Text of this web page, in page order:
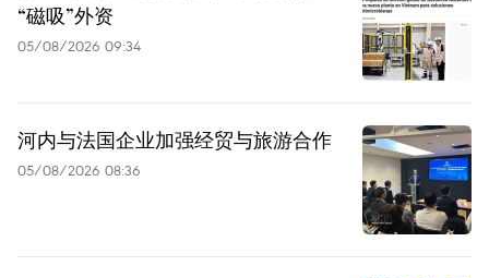
“磁吸”外资
05/08/2026 09:34
河内与法国企业加强经贸与旅游合作
05/08/2026 08:36